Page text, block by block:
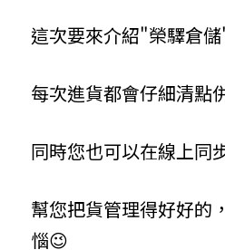
這次要來介紹"榮驛倉
每次進貨都會仔細清點
同時您也可以在線上同
幫您把貨管理得好好的
惱😉